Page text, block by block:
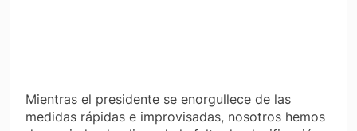
Mientras el presidente se enorgullece de las
medidas rápidas e improvisadas, nosotros hemos